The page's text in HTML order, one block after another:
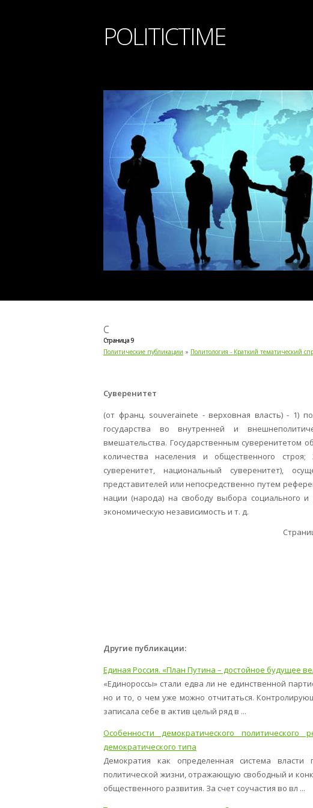
POLITICTIME
С
Страница 9
Политические публикации » Политология - Краткий тематический
Суверенитет
(от франц. souverainete - верховная власть) - 1)
государства во внутренней и
вмешательства. Государ­ственным суверенитетом
количества населения и обществен­ного
суверенитет, национальный суверенитет),
представителей или непосредственно путем
нации (народа) на свободу вы­бора социального и
экономическую независимость и т. д.
Другие публикации:
Единая Россия. «План Путина – достойное будущее
«Единороссы» стали едва ли не единственной
но и то, о чем уже можно отчитаться.
записала себе в актив целый ряд в ...
Особенности демократического
демократического типа
Демократия как определенная система
политической жизни, отражающую свободный и
общественного развития. За счет соучастия во вл ...